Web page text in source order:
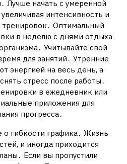
Лучше начать с умеренной
интенсивность и
Оптимальный
в неделю с днями отдыха
Учитывайте свой
для занятий․ Утренние
энергией на весь день, а
стресс после работы․
в ежедневник или
приложения для
прогресса․
о гибкости графика․ Жизнь
и иногда приходится
Если вы пропустили